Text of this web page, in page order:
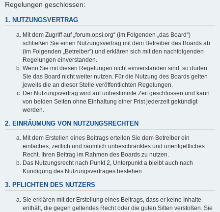
Regelungen geschlossen:
1. NUTZUNGSVERTRAG
Mit dem Zugriff auf „forum.opsi.org“ (im Folgenden „das Board“)
schließen Sie einen Nutzungsvertrag mit dem Betreiber des Boards ab
(im Folgenden „Betreiber“) und erklären sich mit den nachfolgenden
Regelungen einverstanden.
Wenn Sie mit diesen Regelungen nicht einverstanden sind, so dürfen
Sie das Board nicht weiter nutzen. Für die Nutzung des Boards gelten
jeweils die an dieser Stelle veröffentlichten Regelungen.
Der Nutzungsvertrag wird auf unbestimmte Zeit geschlossen und kann
von beiden Seiten ohne Einhaltung einer Frist jederzeit gekündigt
werden.
2. EINRÄUMUNG VON NUTZUNGSRECHTEN
Mit dem Erstellen eines Beitrags erteilen Sie dem Betreiber ein
einfaches, zeitlich und räumlich unbeschränktes und unentgeltliches
Recht, Ihren Beitrag im Rahmen des Boards zu nutzen.
Das Nutzungsrecht nach Punkt 2, Unterpunkt a bleibt auch nach
Kündigung des Nutzungsvertrages bestehen.
3. PFLICHTEN DES NUTZERS
Sie erklären mit der Erstellung eines Beitrags, dass er keine Inhalte
enthält, die gegen geltendes Recht oder die guten Sitten verstoßen. Sie